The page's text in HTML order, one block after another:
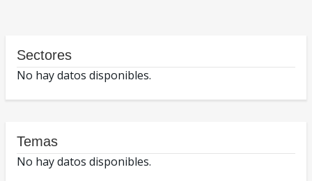
Sectores
No hay datos disponibles.
Temas
No hay datos disponibles.